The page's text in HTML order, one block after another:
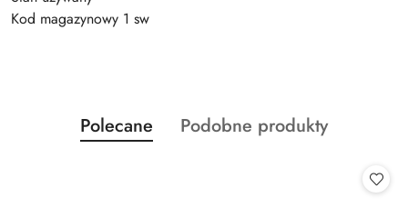
Kod magazynowy 1 sw
Pomiń karuzelę produktów
Produkty
o
Polecane
Produkty
Podobne produkty